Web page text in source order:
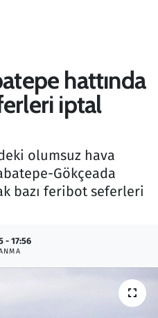
hattında
iptal
olumsuz hava
Gökçeada
bazı feribot seferleri
- 17:56